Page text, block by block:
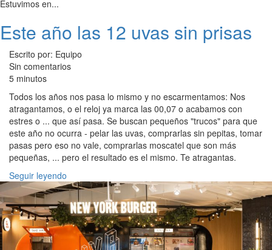
Estuvimos en...
Este año las 12 uvas sin prisas
Escrito por: Equipo
Sin comentarios
5 minutos
Todos los años nos pasa lo mismo y no escarmentamos: Nos
atragantamos, o el reloj ya marca las 00,07 o acabamos con
estres o ... que así pasa. Se buscan pequeños "trucos" para que
este año no ocurra - pelar las uvas, comprarlas sin pepitas, tomar
pasas pero eso no vale, comprarlas moscatel que son más
pequeñas, ... pero el resultado es el mismo. Te atragantas.
Seguir leyendo